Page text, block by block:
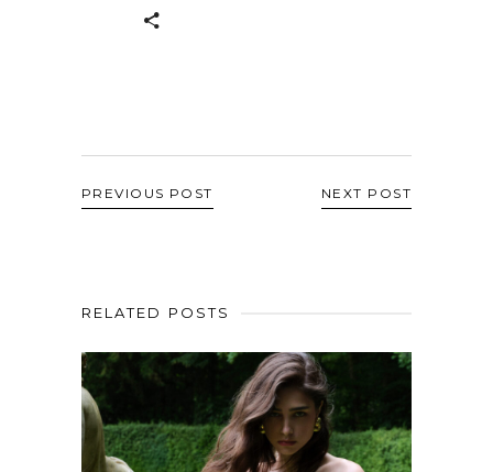
PREVIOUS POST NEXT POST
RELATED POSTS